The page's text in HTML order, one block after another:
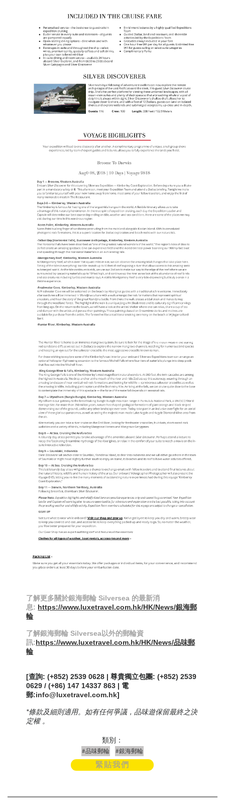
了解更多關於銀海郵輪 Silversea 的最新消
息: https://www.luxetravel.com.hk/HK/News/銀海郵
輪
了解銀海郵輪 Silversea以外的郵輪資
訊:https://www.luxetravel.com.hk/HK/News/品味郵
輪
[查詢: (+852) 2539 0628 | 尊貴獨立包團: (+852) 2539
0629 / (+86) 147 14337 863 | 電
郵:info@luxetravel.com.hk]
*條款及細則適用。如有任何爭議，品味遊保留最終之決
定權 。
類別：
#品味郵輪 #銀海郵輪
緊貼我們